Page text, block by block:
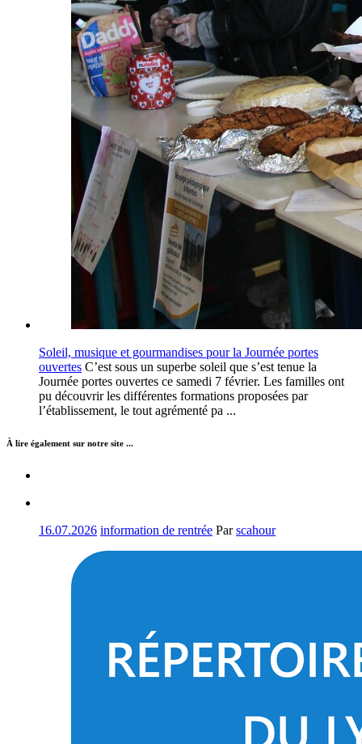
Soleil, musique et gourmandises pour la Journée portes
ouvertes C’est sous un superbe soleil que s’est tenue la
Journée portes ouvertes ce samedi 7 février. Les familles ont
pu découvrir les différentes formations proposées par
l’établissement, le tout agrémenté pa ...
À lire également sur notre site ...
16.07.2026 information de rentrée Parscahour